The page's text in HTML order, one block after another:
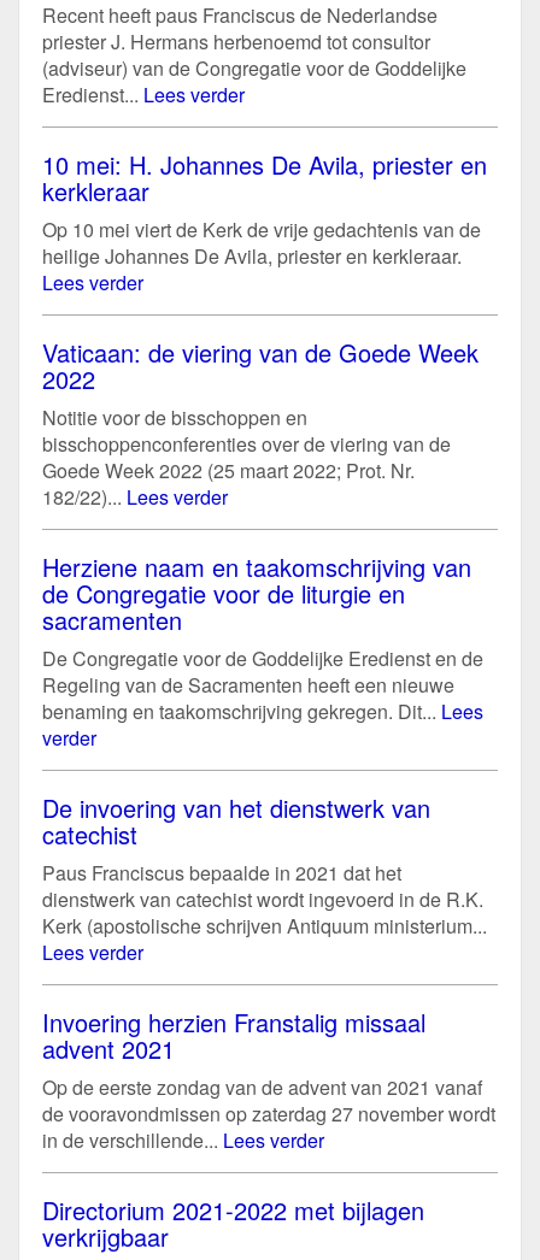
Recent heeft paus Franciscus de Nederlandse
priester J. Hermans herbenoemd tot consultor
(adviseur) van de Congregatie voor de Goddelijke
Eredienst... Lees verder
10 mei: H. Johannes De Avila, priester en
kerkleraar
Op 10 mei viert de Kerk de vrije gedachtenis van de
heilige Johannes De Avila, priester en kerkleraar.
Lees verder
Vaticaan: de viering van de Goede Week
2022
Notitie voor de bisschoppen en
bisschoppenconferenties over de viering van de
Goede Week 2022 (25 maart 2022; Prot. Nr.
182/22)... Lees verder
Herziene naam en taakomschrijving van
de Congregatie voor de liturgie en
sacramenten
De Congregatie voor de Goddelijke Eredienst en de
Regeling van de Sacramenten heeft een nieuwe
benaming en taakomschrijving gekregen. Dit... Lees
verder
De invoering van het dienstwerk van
catechist
Paus Franciscus bepaalde in 2021 dat het
dienstwerk van catechist wordt ingevoerd in de R.K.
Kerk (apostolische schrijven Antiquum ministerium...
Lees verder
Invoering herzien Franstalig missaal
advent 2021
Op de eerste zondag van de advent van 2021 vanaf
de vooravondmissen op zaterdag 27 november wordt
in de verschillende... Lees verder
Directorium 2021-2022 met bijlagen
verkrijgbaar